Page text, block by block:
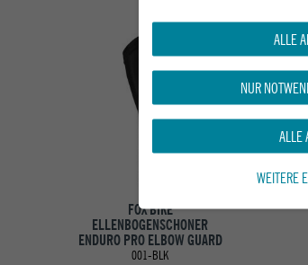
-33%
FOX BIKE
ELLENBOGENSCHONER
ENDURO PRO ELBOW GUARD
001-BLK
ALLE
NUR
ALLE
WEITERE